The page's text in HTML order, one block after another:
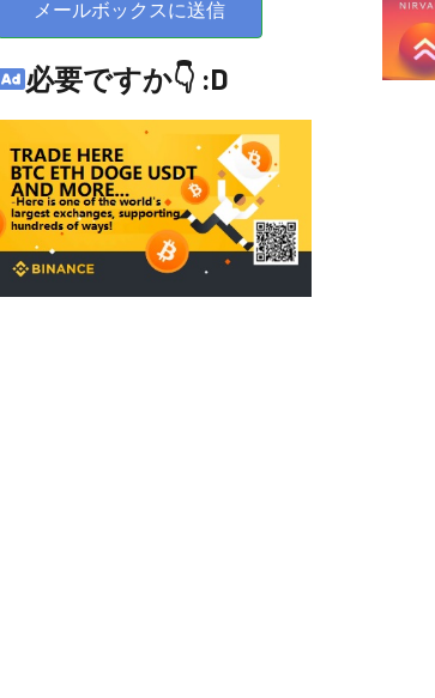
メールボックスに送信
必要ですか👇 :D